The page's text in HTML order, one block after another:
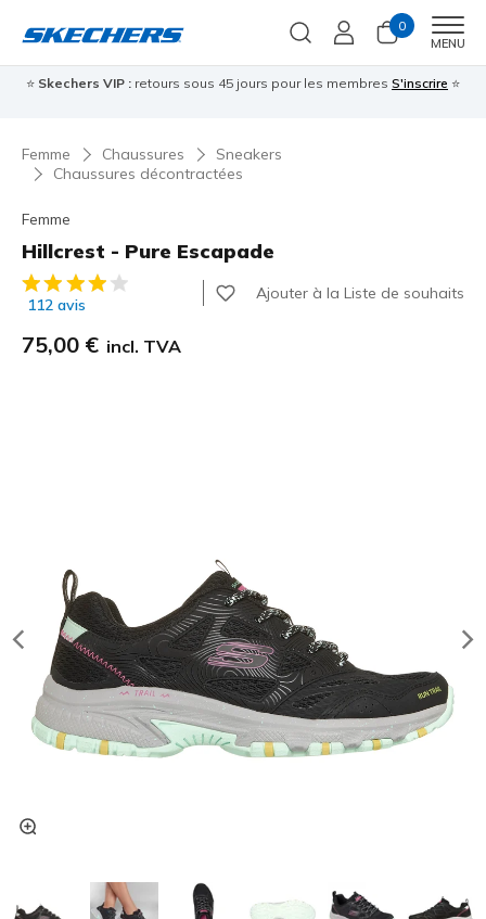
0
MENU
⭐ Skechers VIP : retours sous 45 jours pour les membres S'inscrire ⭐
Femme Chaussures
Sneakers
Chaussures décontractées
Femme
Hillcrest - Pure Escapade
Évaluation client 5 sur 5
112 avis
Ajouter à la Liste de souhaits
75,00 € incl. TVA